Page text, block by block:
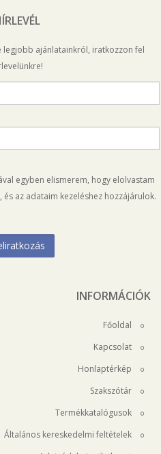
legjobb ajánlatainkról, iratkozzon fel
egyben elismerem, hogy elolvastam
és az adataim kezeléshez hozzájárulok.
INFORMÁCIÓK
Főoldal
Kapcsolat
Honlaptérkép
Szakszótár
Termékkatalógusok
Általános kereskedelmi feltételek